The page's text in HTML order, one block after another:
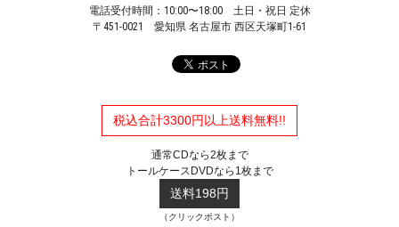
電話受付時間：10:00〜18:00 土日・祝日 定休
〒451-0021 愛知県 名古屋市 西区天塚町1-61
税込合計3300円以上送料無料!!
通常CDなら2枚まで
トールケースDVDなら1枚まで
送料198円
（クリックポスト）